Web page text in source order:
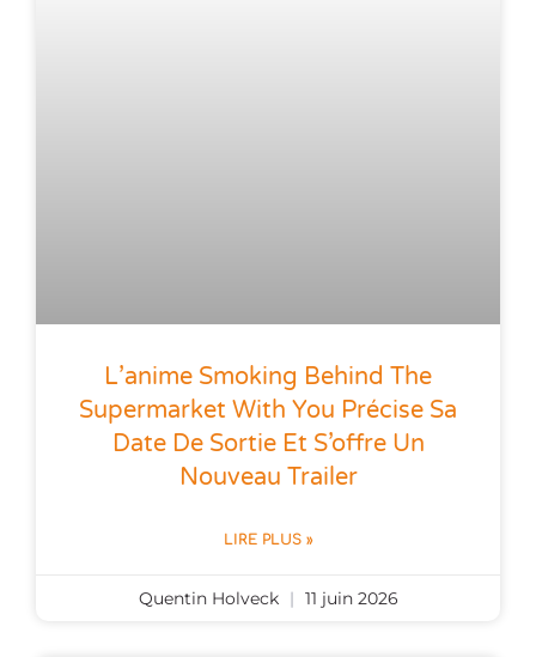
L’anime Smoking Behind The
Supermarket With You Précise Sa
Date De Sortie Et S’offre Un
Nouveau Trailer
LIRE PLUS »
Quentin Holveck 11 juin 2026